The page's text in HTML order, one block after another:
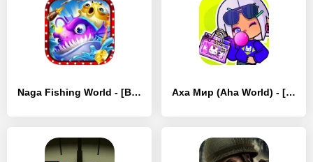
Naga Fishing World - [Взлом/МОД Unlocked] Аха Мир (Aha World) - [Взлом/МОД Меню]